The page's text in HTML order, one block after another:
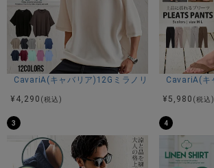
CavariA(キャバリア)12Gミラノリブクルーネッ
¥ 4,290 (税込)
CavariA(キ
¥ 5,980 (税込)
3 4